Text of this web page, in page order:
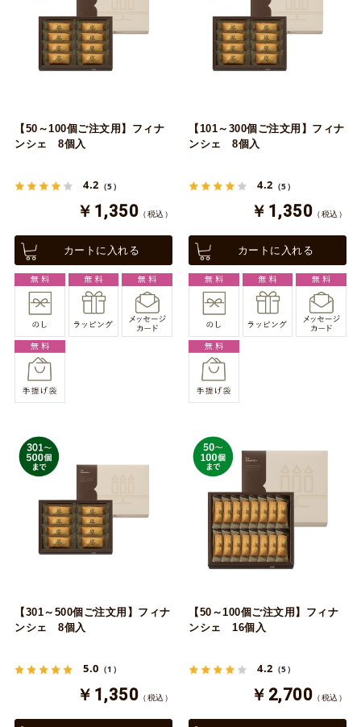
【50～100個ご注文用】フィナ
ンシェ 8個入
4.2 （5）
￥1,350 （税込）
カートに入れる
【101～300個ご注文用】フィナ
ンシェ 8個入
4.2 （5）
￥1,350 （税込）
カートに入れる
【301～500個ご注文用】フィナ
ンシェ 8個入
5.0 （1）
￥1,350 （税込）
【50～100個ご注文用】フィナ
ンシェ 16個入
4.2 （5）
￥2,700 （税込）